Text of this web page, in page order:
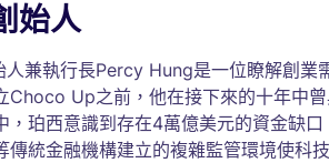
始人
兼執行長Percy Hung是一位瞭解創
Choco Up之前，他在接下來的十年中
，珀西意識到存在4萬億美元的資金缺
傳統金融機構建立的複雜監管環境使科